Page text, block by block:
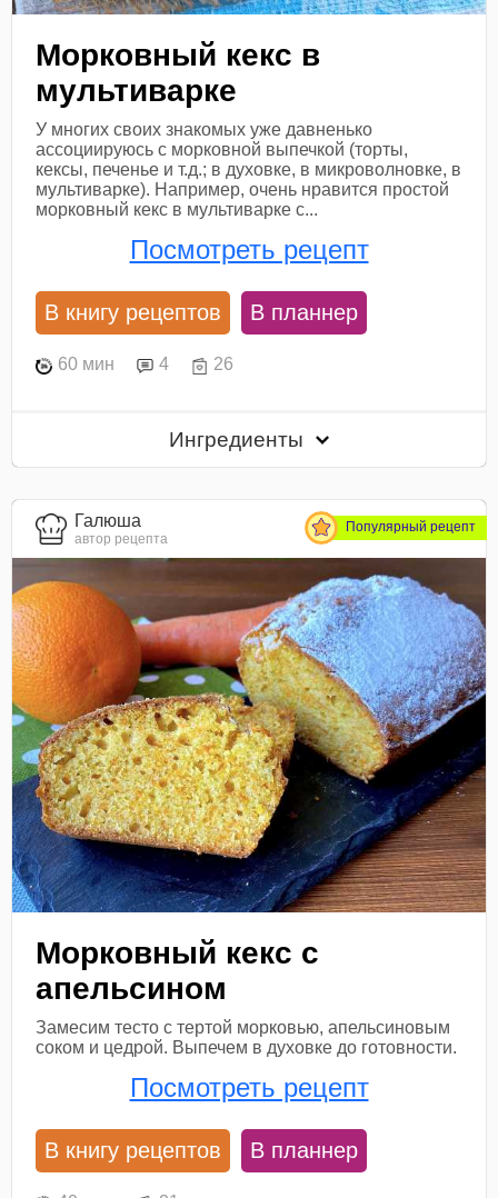
Морковный кекс в
мультиварке
У многих своих знакомых уже давненько
ассоциируюсь с морковной выпечкой (торты,
кексы, печенье и т.д.; в духовке, в микроволновке, в
мультиварке). Например, очень нравится простой
морковный кекс в мультиварке с...
Посмотреть рецепт
В книгу рецептов В планнер
60 мин 4 26
Ингредиенты
Галюша
автор рецепта
Популярный рецепт
Морковный кекс с
апельсином
Замесим тесто с тертой морковью, апельсиновым
соком и цедрой. Выпечем в духовке до готовности.
Посмотреть рецепт
В книгу рецептов В планнер